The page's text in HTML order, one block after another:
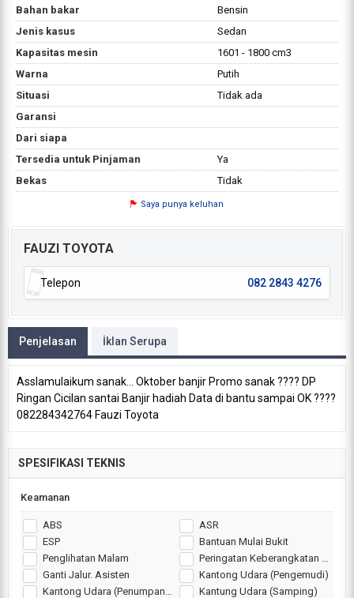
Bahan bakar
Bensin
Jenis kasus
Sedan
Kapasitas mesin
1601 - 1800 cm3
Warna
Putih
Situasi
Tidak ada
Garansi
Dari siapa
Tersedia untuk Pinjaman
Ya
Bekas
Tidak
Saya punya keluhan
FAUZI TOYOTA
Telepon 082 2843 4276
Penjelasan İklan Serupa
Asslamulaikum sanak... Oktober banjir Promo sanak ???? DP
Ringan Cicilan santai Banjir hadiah Data di bantu sampai OK ????
082284342764 Fauzi Toyota
SPESIFIKASI TEKNIS
Keamanan
ABS
ASR
ESP
Bantuan Mulai Bukit
Penglihatan Malam
Peringatan Keberangkatan Jalur
Ganti Jalur. Asisten
Kantong Udara (Pengemudi)
Kantong Udara (Penumpang)
Kantung Udara (Samping)